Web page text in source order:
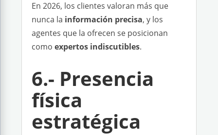
En 2026, los clientes valoran más que
nunca la información precisa, y los
agentes que la ofrecen se posicionan
como expertos indiscutibles.
6.- Presencia
física
estratégica